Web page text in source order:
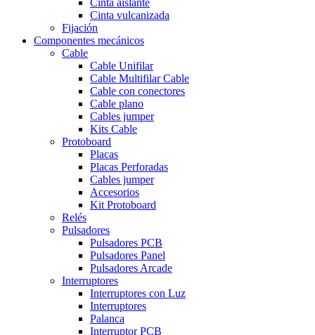
Cinta vulcanizada
Fijación
Componentes mecánicos
Cable
Cable Unifilar
Cable Multifilar Cable
Cable con conectores
Cable plano
Cables jumper
Kits Cable
Protoboard
Placas
Placas Perforadas
Cables jumper
Accesorios
Kit Protoboard
Relés
Pulsadores
Pulsadores PCB
Pulsadores Panel
Pulsadores Arcade
Interruptores
Interruptores con Luz
Interruptores
Palanca
Interruptor PCB